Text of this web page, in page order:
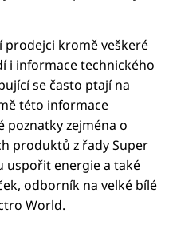
prodejci kromě veškeré
i informace technického
se často ptají na
této informace
poznatky zejména o
produktů z řady Super
uspořit energie a také
odborník na velké bílé
World.